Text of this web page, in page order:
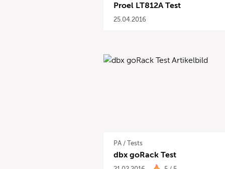
Proel LT812A Test
25.04.2016
PA/ Tests
dbx goRack Test